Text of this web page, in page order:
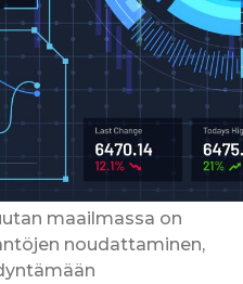
maailmassa on
noudattaminen,